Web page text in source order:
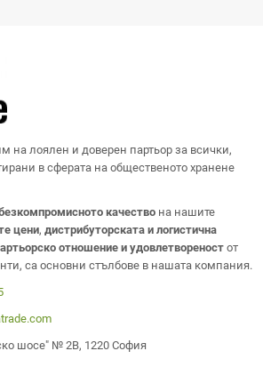
на лоялен и доверен партьор за всички,
в сферата на общественото хранене
качество на нашите
цени, дистрибуторската и логистична
отношение и удовлетвореност от
са основни стълбове в нашата компания.
шосе" № 2В, 1220 София